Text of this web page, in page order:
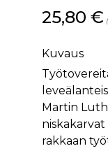
Hinta
25,80 €
Kuvaus
Martin
niskakarvat
rakkaan